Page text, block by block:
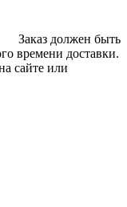
Заказ должен быть
времени доставки.
сайте или